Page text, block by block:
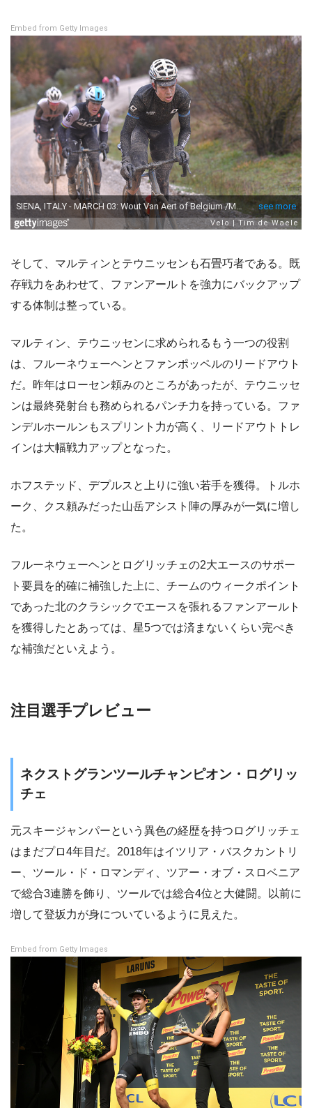
Embed from Getty Images
そして、マルティンとテウニッセンも石畳巧者である。既
存戦力をあわせて、ファンアールトを強力にバックアップ
する体制は整っている。
マルティン、テウニッセンに求められるもう一つの役割
は、フルーネウェーヘンとファンポッペルのリードアウト
だ。昨年はローセン頼みのところがあったが、テウニッセ
ンは最終発射台も務められるパンチ力を持っている。ファ
ンデルホールンもスプリント力が高く、リードアウトトレ
インは大幅戦力アップとなった。
ホフステッド、デプルスと上りに強い若手を獲得。トルホ
ーク、クス頼みだった山岳アシスト陣の厚みが一気に増し
た。
フルーネウェーヘンとログリッチェの2大エースのサポー
ト要員を的確に補強した上に、チームのウィークポイント
であった北のクラシックでエースを張れるファンアールト
を獲得したとあっては、星5つでは済まないくらい完ぺき
な補強だといえよう。
注目選手プレビュー
ネクストグランツールチャンピオン・ログリッ
チェ
元スキージャンパーという異色の経歴を持つログリッチェ
はまだプロ4年目だ。2018年はイツリア・バスクカントリ
ー、ツール・ド・ロマンディ、ツアー・オブ・スロベニア
で総合3連勝を飾り、ツールでは総合4位と大健闘。以前に
増して登坂力が身についているように見えた。
Embed from Getty Images